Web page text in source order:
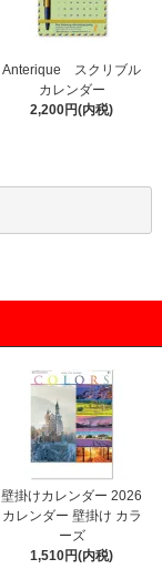
Anterique スクリブル
カレンダー
2,200円(内税)
壁掛けカレンダー 2026
カレンダー 壁掛け カラ
ーズ
1,510円(内税)